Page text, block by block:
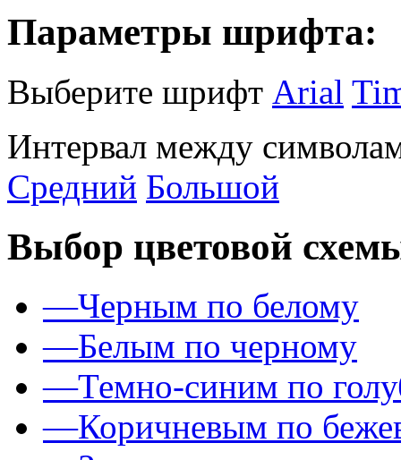
Параметры шрифта:
Выберите шрифт Arial
Интервал между
Средний Большой
Выбор цветовой
—Черным по белому
—Белым по черному
—Темно-синим по
—Коричневым по